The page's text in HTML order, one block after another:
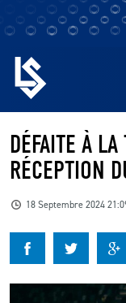
EQUIPES
BILLETTERIE
KIDS
DÉFAITE À
RÉCEPTION
18 Septembre 2024